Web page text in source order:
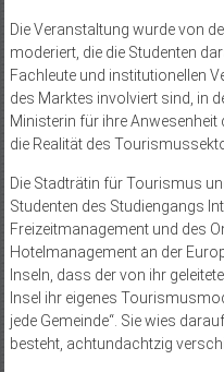
Die Veranstaltung wurde von
moderiert, die die Studenten
Fachleute und institutionellen
des Marktes involviert sind, in
Ministerin für ihre Anwesenheit
die Realität des
Die Stadträtin für Tourismus
Studenten des Studiengangs
Freizeitmanagement und des
Hotelmanagement an der
Inseln, dass der von ihr
Insel ihr eigenes
jede Gemeinde“. Sie wies
besteht, achtundachtzig